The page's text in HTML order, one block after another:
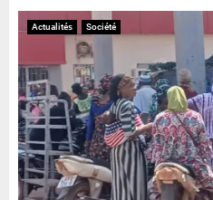
Actualités Société